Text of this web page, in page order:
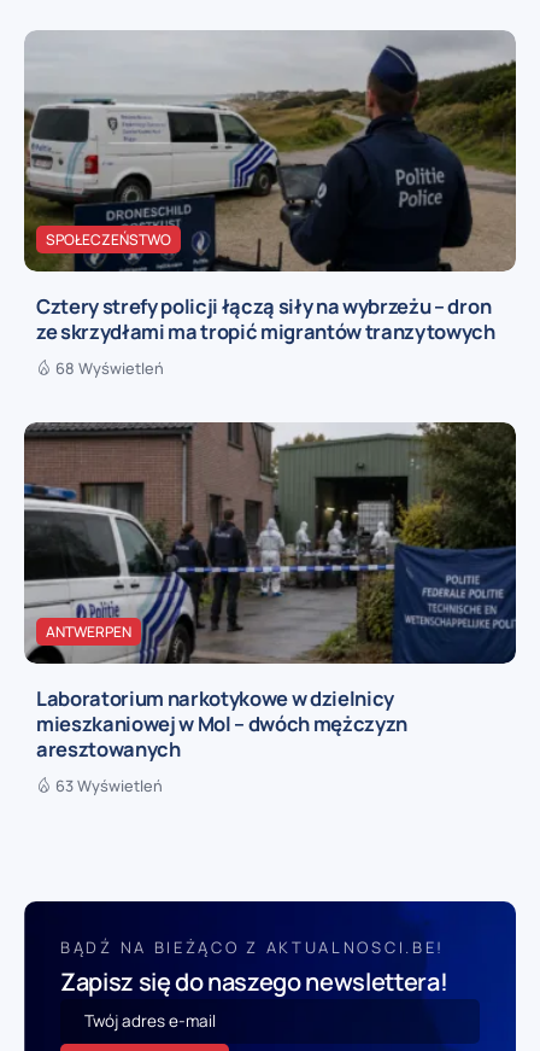
SPOŁECZEŃSTWO
Cztery strefy policji łączą siły na wybrzeżu – dron
ze skrzydłami ma tropić migrantów tranzytowych
68 Wyświetleń
ANTWERPEN
Laboratorium narkotykowe w dzielnicy
mieszkaniowej w Mol – dwóch mężczyzn
aresztowanych
63 Wyświetleń
BĄDŹ NA BIEŻĄCO Z AKTUALNOSCI.BE!
Zapisz się do naszego newslettera!